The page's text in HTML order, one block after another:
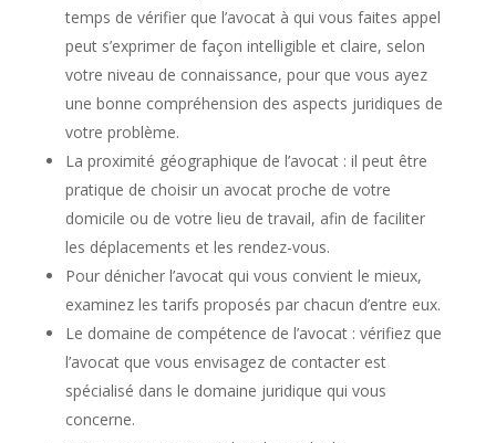
temps de vérifier que l’avocat à qui vous faites appel
peut s’exprimer de façon intelligible et claire, selon
votre niveau de connaissance, pour que vous ayez
une bonne compréhension des aspects juridiques de
votre problème.
La proximité géographique de l’avocat : il peut être
pratique de choisir un avocat proche de votre
domicile ou de votre lieu de travail, afin de faciliter
les déplacements et les rendez-vous.
Pour dénicher l’avocat qui vous convient le mieux,
examinez les tarifs proposés par chacun d’entre eux.
Le domaine de compétence de l’avocat : vérifiez que
l’avocat que vous envisagez de contacter est
spécialisé dans le domaine juridique qui vous
concerne.